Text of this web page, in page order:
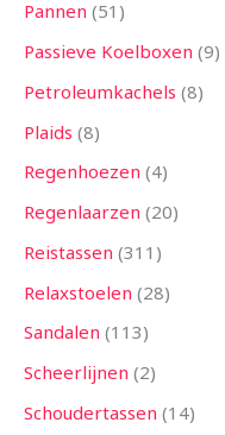
Pannen 51
Passieve Koelboxen 9
Petroleumkachels 8
Plaids 8
Regenhoezen 4
Regenlaarzen 20
Reistassen 311
Relaxstoelen 28
Sandalen 113
Scheerlijnen 2
Schoudertassen 14